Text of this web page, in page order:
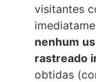
visitantes
nenhum
rastreado
obtidas